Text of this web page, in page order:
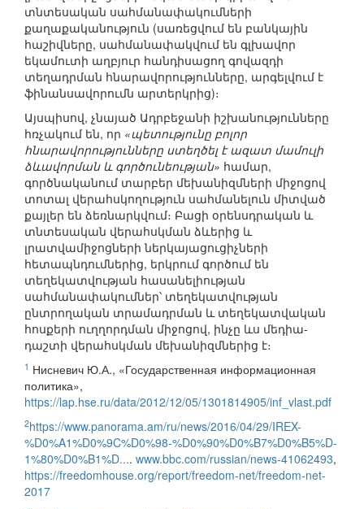
տնտեսական սահմանափակումների
քաղաքականություն (սառեցվում են բանկային
հաշիվները, սահմանափակվում են գլխավոր
եկամուտի աղբյուր հանդիսացող գովազդի
տեղադրման հնարավորությունները, արգելվում է
ֆինանսավորումն արտերկրից)։
Այսպիսով, չնայած Ադրբեջանի իշխանությունները
հռչակում են, որ «պետությունը բոլոր
հնարավորությունները ստեղծել է ազատ մամուլի
ձևավորման և գործունեության» համար,
գործնականում տարբեր մեխանիզմների միջոցով
տոտալ վերահսկողություն սահմանելուն միտված
քայլեր են ձեռնարկվում։ Բացի օրենսդրական և
տնտեսական վերահսկման ձևերից և
լրատվամիջոցների ներկայացուցիչների
հետապնդումներից, երկրում գործում են
տեղեկատվության հասանելիության
սահմանափակումներ՝ տեղեկատվության
ընտրողական տրամադրման և տեղեկատվական
հոսքերի ուղղորդման միջոցով, ինչը ևս մեդիա-
դաշտի վերահսկման մեխանիզմներից է։
1 Нисневич Ю.А., «Государственная информационная
политика»,
https://lap.hse.ru/data/2012/12/05/1301814905/inf_vlast.pdf
2https://www.panorama.am/ru/news/2016/04/29/IREX-
%D0%A1%D0%9C%D0%98-%D0%90%D0%B7%D0%B5%D-
1%80%D0%B1%D.... www.bbc.com/russian/news-41062493,
https://freedomhouse.org/report/freedom-net/freedom-net-
2017